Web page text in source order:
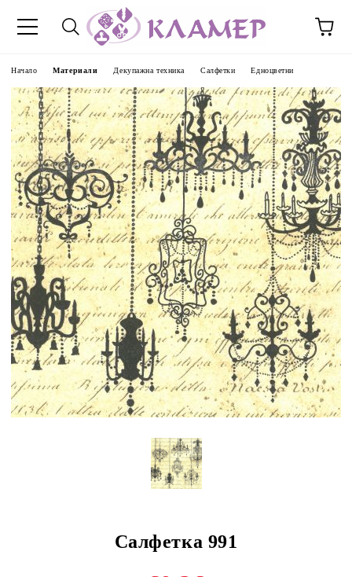
Начало Материали Декупажна техника Салфетки Едноцветни
Салфетка 991